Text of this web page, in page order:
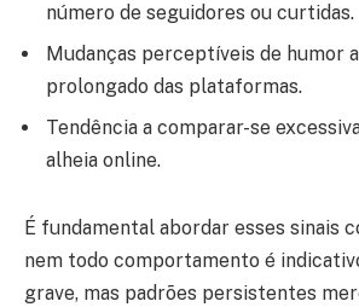
número de seguidores ou curtidas.
Mudanças perceptíveis de humor
prolongado das plataformas.
Tendência a comparar-se
alheia online.
É fundamental abordar esses sinais
nem todo comportamento é
grave, mas padrões persistentes